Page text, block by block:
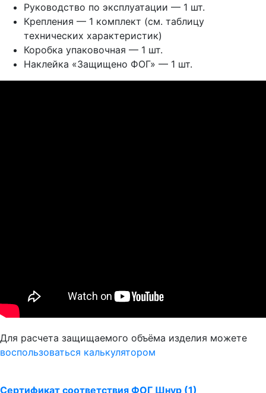
Руководство по эксплуатации — 1 шт.
Крепления — 1 комплект (см. таблицу
технических характеристик)
Коробка упаковочная — 1 шт.
Наклейка «Защищено ФОГ» — 1 шт.
Для расчета защищаемого объёма изделия можете
воспользоваться калькулятором
Сертификат соответствия ФОГ Шнур (1)